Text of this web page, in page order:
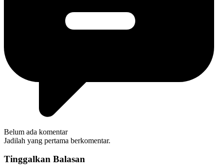
Belum ada komentar
Jadilah yang pertama berkomentar.
Tinggalkan Balasan